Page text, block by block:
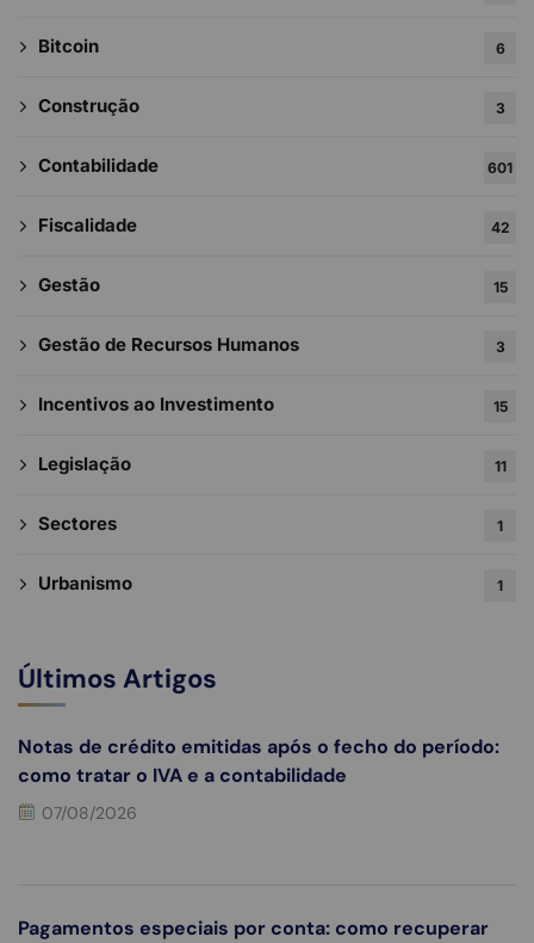
Bitcoin 6
Construção 3
Contabilidade 601
Fiscalidade 42
Gestão 15
Gestão de Recursos Humanos 3
Incentivos ao Investimento 15
Legislação 11
Sectores 1
Urbanismo 1
Últimos Artigos
Notas de crédito emitidas após o fecho do período:
como tratar o IVA e a contabilidade
07/08/2026
Pagamentos especiais por conta: como recuperar